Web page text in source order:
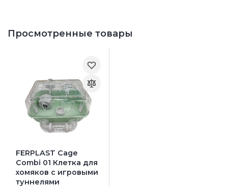
Просмотренные товары
FERPLAST Cage
Combi 01 Клетка для
хомяков с игровыми
туннелями